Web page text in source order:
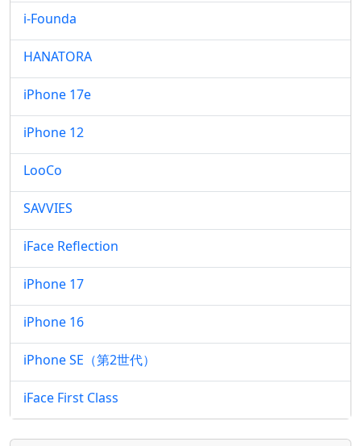
i-Founda
HANATORA
iPhone 17e
iPhone 12
LooCo
SAVVIES
iFace Reflection
iPhone 17
iPhone 16
iPhone SE（第2世代）
iFace First Class